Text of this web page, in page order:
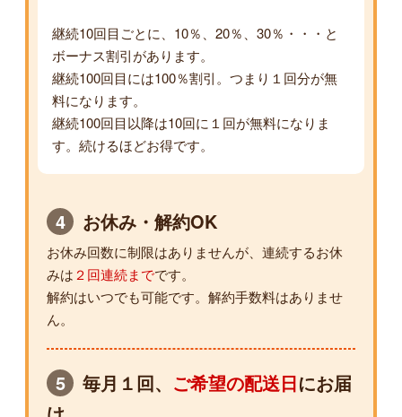
継続10回目ごとに、10％、20％、30％・・・と
ボーナス割引があります。
継続100回目には100％割引。つまり１回分が無
料になります。
継続100回目以降は10回に１回が無料になりま
す。続けるほどお得です。
4 お休み・解約OK
お休み回数に制限はありませんが、連続するお休
みは ２回連続までです。
解約はいつでも可能です。解約手数料はありませ
ん。
5 毎月１回、 ご希望の配送日にお届